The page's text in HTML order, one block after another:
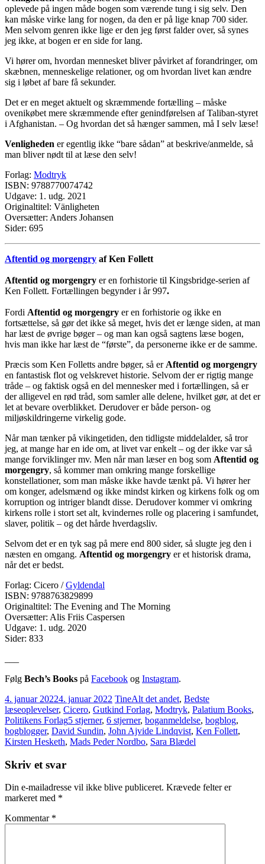
oplevede på ingen måde bogen som værende tung i sig selv. Den
kan måske virke lang for nogen, da den er på lige knap 700 sider.
Men selvom genren ikke lige er den jeg først falder over, så synes
jeg ikke, at bogen er en side for lang.
Vi hører om, hvordan mennesket bliver påvirket af forandringer, om
skæbnen, menneskelige relationer, og om hvordan livet kan ændre
sig i løbet af bare få sekunder.
Det er en meget aktuelt og skræmmende fortælling – måske
ovenikøbet mere skræmmende efter genindførelsen af Taliban-styret
i Afghanistan. – Og hvordan det så hænger sammen, må I selv læse!
Venligheden er egentlig ikke “bare sådan” at beskrive/anmelde, så
man bliver nødt til at læse den selv!
Forlag: Modtryk
ISBN: 9788770074742
Udgave: 1. udg. 2021
Originaltitel: Vänligheten
Oversætter: Anders Johansen
Sider: 695
Aftentid og morgengry af Ken Follett
Aftentid og morgengry er en forhistorie til Kingsbridge-serien af
Ken Follett. Fortællingen begynder i år 997.
Fordi Aftentid og morgengry er en forhistorie og ikke en
fortsættelse, så gør det ikke så meget, hvis det er længe siden, at man
har læst de øvrige bøger – og man kan også sagtens læse bogen,
hvis man ikke har læst de “første”, da personerne ikke er de samme.
Præcis som Ken Folletts andre bøger, så er Aftentid og morgengry
en fantastisk flot og velskrevet historie. Selvom der er rigtig mange
tråde – og faktisk også en del mennesker med i fortællingen, så er
der alligevel en rød tråd, som samler alle delene, hvilket gør, at det er
let at bevare overblikket. Derudover er både person- og
miljøskildringerne virkelig gode.
Når man tænker på vikingetiden, den tidligste middelalder, så tror
jeg, at mange har en ide om, at livet var enkelt – og der ikke var så
mange forviklinger mv. Men når man læser en bog som Aftentid og
morgengry, så kommer man omkring mange forskellige
konstellationer, som man måske ikke havde tænkt på. Vi hører her
om konger, adelsmænd og ikke mindst kirken og kirkens folk og om
korruption og intriger blandt disse. Derudover kommer vi omkring
kirkens rolle i stort set alt, kvindernes rolle og placering i samfundet,
slaver, politik – og det hårde hverdagsliv.
Selvom det er en tyk sag på mere end 800 sider, så slugte jeg den i
næsten en omgang. Aftentid og morgengry er et historisk drama,
når det er bedst.
Forlag: Cicero /Gyldendal
ISBN: 9788763829899
Originaltitel: The Evening and The Morning
Oversætter: Alis Friis Caspersen
Udgave: 1. udg. 2020
Sider: 833
Følg Bech’s Books på Facebook og Instagram.
4. januar 20224. januar 2022 TineAlt det andet, Bedste
læseoplevelser, Cicero, Gutkind Forlag, Modtryk, Palatium Books,
Politikens Forlag5 stjerner, 6 stjerner, boganmeldelse, bogblog,
bogblogger, David Sundin, John Ajvide Lindqvist, Ken Follett,
Kirsten Hesketh, Mads Peder Nordbo, Sara Blædel
Skriv et svar
Din e-mailadresse vil ikke blive publiceret. Krævede felter er
markeret med *
Kommentar *